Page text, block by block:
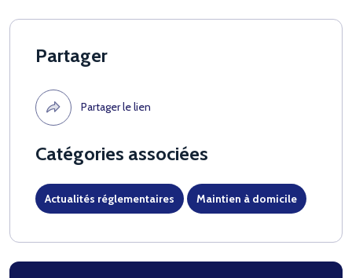
Partager
Partager le lien
Catégories associées
Actualités réglementaires Maintien à domicile